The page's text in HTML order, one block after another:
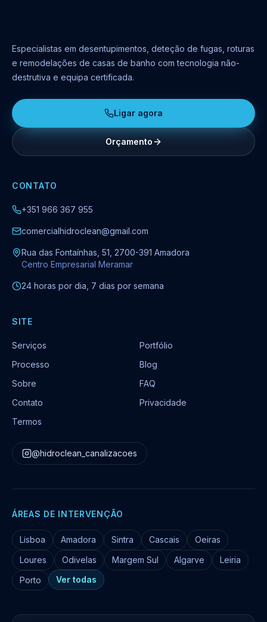
Especialistas em desentupimentos, deteção de fugas, roturas
e remodelações de casas de banho com tecnologia não-
destrutiva e equipa certificada.
Ligar agora
Orçamento
CONTATO
+351 966 367 955
comercialhidroclean@gmail.com
Rua das Fontaínhas, 51, 2700-391 Amadora
Centro Empresarial Meramar
24 horas por dia, 7 dias por semana
SITE
Serviços
Portfólio
Processo
Blog
Sobre
FAQ
Contato
Privacidade
Termos
@hidroclean_canalizacoes
ÁREAS DE INTERVENÇÃO
Lisboa Amadora Sintra Cascais
Oeiras
Loures
Odivelas Margem Sul Algarve
Leiria
Porto
Ver todas